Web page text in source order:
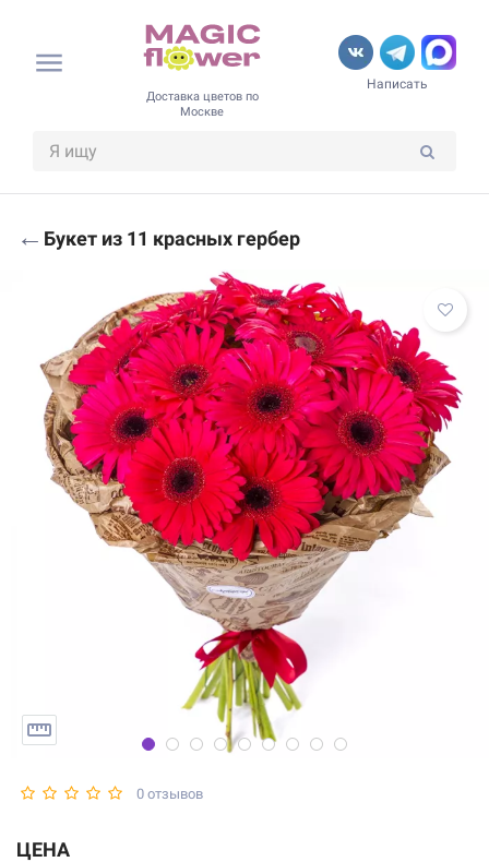
Доставка цветов по
Москве
Написать
← Букет из 11 красных гербер
0 отзывов
ЦЕНА